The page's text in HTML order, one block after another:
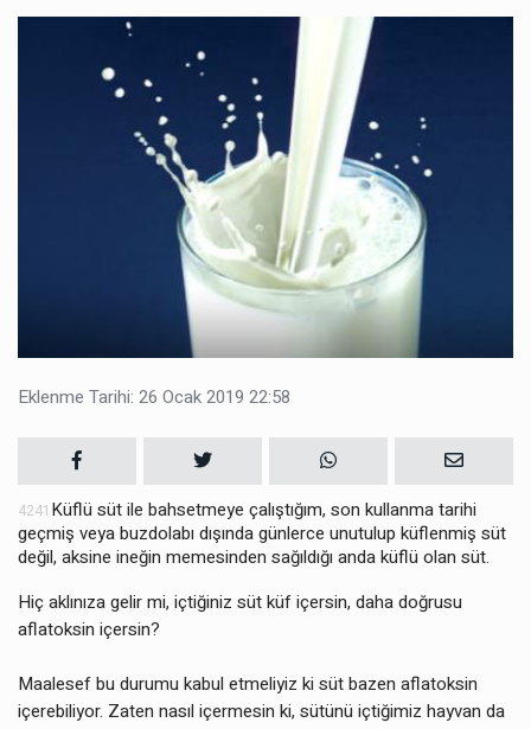
Eklenme Tarihi: 26 Ocak 2019 22:58
4241 Küflü süt ile bahsetmeye çalıştığım, son kullanma tarihi
geçmiş veya buzdolabı dışında günlerce unutulup küflenmiş süt
değil, aksine ineğin memesinden sağıldığı anda küflü olan süt.
Hiç aklınıza gelir mi, içtiğiniz süt küf içersin, daha doğrusu
aflatoksin içersin?
Maalesef bu durumu kabul etmeliyiz ki süt bazen aflatoksin
içerebiliyor. Zaten nasıl içermesin ki, sütünü içtiğimiz hayvan da